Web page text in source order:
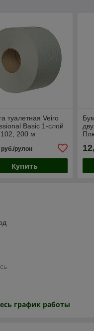
туалетная Veiro
Basic 1-слой
200 м
рулон
Купить
график работы